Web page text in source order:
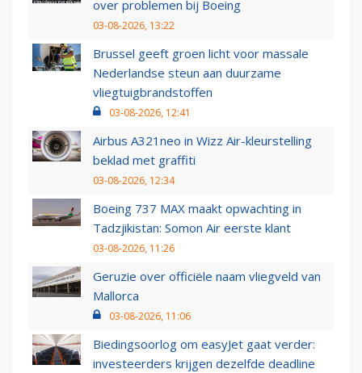
over problemen bij Boeing
03-08-2026, 13:22
Brussel geeft groen licht voor massale
Nederlandse steun aan duurzame
vliegtuigbrandstoffen
03-08-2026, 12:41
Airbus A321neo in Wizz Air-kleurstelling
beklad met graffiti
03-08-2026, 12:34
Boeing 737 MAX maakt opwachting in
Tadzjikistan: Somon Air eerste klant
03-08-2026, 11:26
Geruzie over officiële naam vliegveld van
Mallorca
03-08-2026, 11:06
Biedingsoorlog om easyJet gaat verder:
investeerders krijgen dezelfde deadline